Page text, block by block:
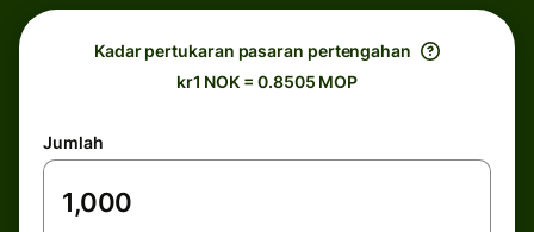
Kadar pertukaran pasaran pertengahan
kr1 NOK = 0.8505 MOP
Jumlah